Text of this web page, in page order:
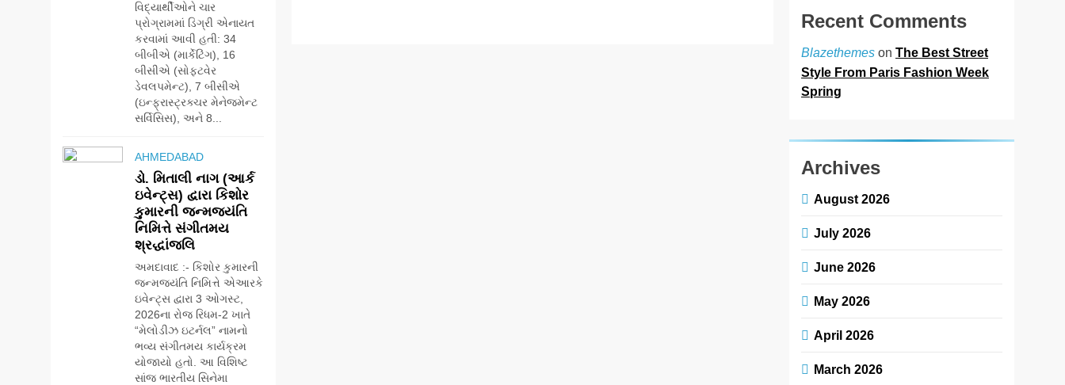
વિદ્યાર્થીઓને ચાર
પ્રોગ્રામમાં ડિગ્રી એનાયત
કરવામાં આવી હતી: 34
બીબીએ (માર્કેટિંગ), 16
બીસીએ (સોફ્ટવેર
ડેવલપમેન્ટ), 7 બીસીએ
(ઇન્ફ્રાસ્ટ્રક્ચર મેનેજમેન્ટ
સર્વિસિસ), અને 8...
AHMEDABAD
ડો. મિતાલી નાગ (આર્ક
ઇવેન્ટ્સ) દ્વારા કિશોર
કુમારની જન્મજયંતિ
નિમિત્તે સંગીતમય
શ્રદ્ધાંજલિ
અમદાવાદ :- કિશોર કુમારની
જન્મજયંતિ નિમિત્તે એઆરકે
ઇવેન્ટ્સ દ્વારા 3 ઓગસ્ટ,
2026ના રોજ રિધમ-2 ખાતે
“મેલોડીઝ ઇટર્નલ” નામનો
ભવ્ય સંગીતમય કાર્યક્રમ
યોજાયો હતો. આ વિશિષ્ટ
સાંજ ભારતીય સિનેમા
Recent Comments
Blazethemes on The Best Street
Style From Paris Fashion Week
Spring
Archives
August 2026
July 2026
June 2026
May 2026
April 2026
March 2026